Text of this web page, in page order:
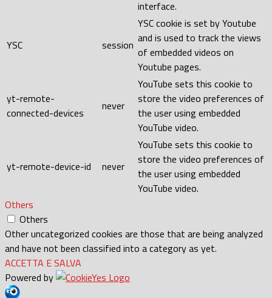
interface.
YSC session
YSC cookie is set by Youtube
and is used to track the views
of embedded videos on
Youtube pages.
yt-remote-
connected-devices
never
YouTube sets this cookie to
store the video preferences of
the user using embedded
YouTube video.
yt-remote-device-id never
YouTube sets this cookie to
store the video preferences of
the user using embedded
YouTube video.
Others
Others
Other uncategorized cookies are those that are being analyzed
and have not been classified into a category as yet.
ACCETTA E SALVA
Powered by